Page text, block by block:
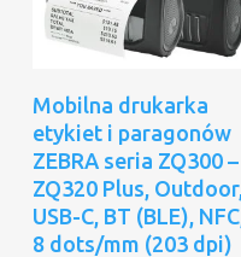
Dodaj Do Koszyka
Mobilna drukarka
etykiet i paragonów
ZEBRA seria ZQ300 –
ZQ320 Plus, Outdoor,
USB-C, BT (BLE), NFC,
8 dots/mm (203 dpi)